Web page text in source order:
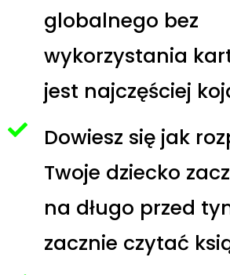
globalnego bez
wykorzystania
jest najczęściej
Dowiesz się jak
Twoje dziecko
na długo przed
zacznie czytać